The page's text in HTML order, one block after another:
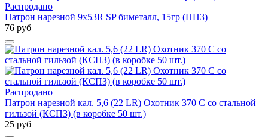
Распродано
Патрон нарезной 9х53R SP биметалл, 15гр (НПЗ)
76 руб
Распродано
Патрон нарезной кал. 5,6 (22 LR) Охотник 370 С со стальной
гильзой (КСПЗ) (в коробке 50 шт.)
25 руб